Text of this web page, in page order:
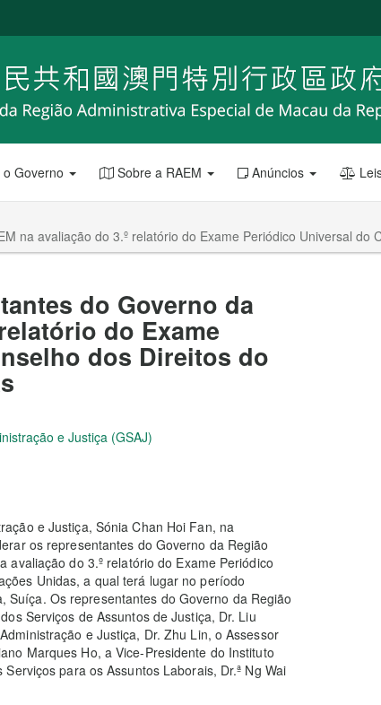
Governo Sobre a RAEM Anúncios
na avaliação do 3.º relatório do Exame Periódico Universal
do Governo da
do Exame
dos Direitos do
e Justiça (GSAJ)
e Justiça, Sónia Chan Hoi Fan, na
os representantes do Governo da Região
avaliação do 3.º relatório do Exame Periódico
Unidas, a qual terá lugar no período
Os representantes do Governo da Região
Serviços de Assuntos de Justiça, Dr. Liu
e Justiça, Dr. Zhu Lin, o Assessor
Marques Ho, a Vice-Presidente do Instituto
para os Assuntos Laborais, Dr.ª Ng Wai